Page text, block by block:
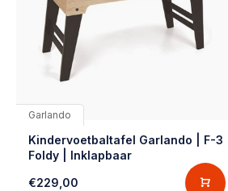
Garlando
Kindervoetbaltafel Garlando | F-3
Foldy | Inklapbaar
€229,00